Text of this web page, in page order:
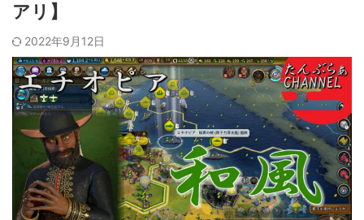
アリ】
2022年9月12日